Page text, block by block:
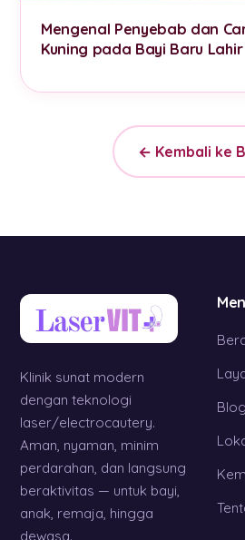
Mengenal Penyebab dan
Kuning pada Bayi Baru Lahir
← Kembali ke
Klinik sunat modern
dengan teknologi
laser/electrocautery.
Aman, nyaman, minim
perdarahan, dan langsung
beraktivitas — untuk bayi,
anak, remaja, hingga
dewasa.